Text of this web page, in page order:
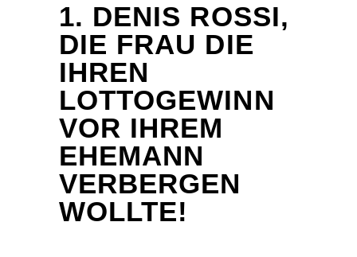
1. DENIS ROSSI,
DIE FRAU DIE
IHREN
LOTTOGEWINN
VOR IHREM
EHEMANN
VERBERGEN
WOLLTE!